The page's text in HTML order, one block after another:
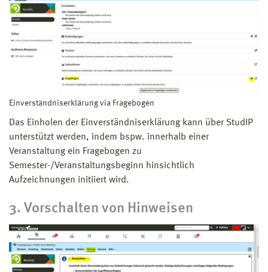
Einverständniserklärung via Fragebogen
Das Einholen der Einverständniserklärung kann über StudIP
unterstützt werden, indem bspw. innerhalb einer
Veranstaltung ein Fragebogen zu
Semester-/Veranstaltungsbeginn hinsichtlich
Aufzeichnungen initiiert wird.
3. Vorschalten von Hinweisen